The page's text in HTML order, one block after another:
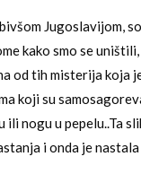
Jugoslavijom,
kako smo se
od tih misterija koja
koji su
nogu u pepelu..Ta
i onda je nastala